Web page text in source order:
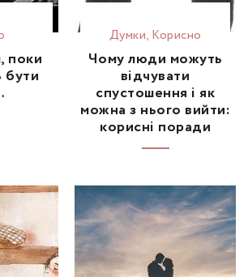
поки
бути
Думки, Корисно
Чому люди можуть
відчувати
спустошення і як
можна з нього вийти:
корисні поради